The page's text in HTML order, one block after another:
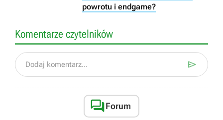
powrotu i endgame?
Komentarze czytelników
Dodaj komentarz... 
Forum